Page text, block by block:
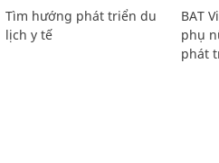
Tìm hướng phát triển du
lịch y tế
BAT
phụ
phát